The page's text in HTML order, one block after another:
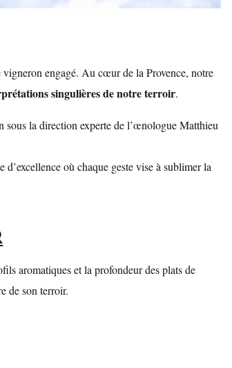
vigneron engagé. Au cœur de la Provence, notre
singulières de notre terroir.
sous la direction experte de l’œnologue Matthieu
où chaque geste vise à sublimer la
aromatiques et la profondeur des plats de
de son terroir.